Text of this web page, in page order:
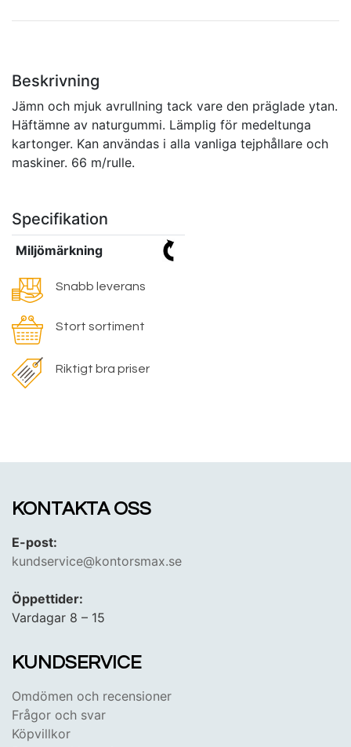
Beskrivning
Jämn och mjuk avrullning tack vare den präglade ytan.
Häftämne av naturgummi. Lämplig för medeltunga
kartonger. Kan användas i alla vanliga tejphållare och
maskiner. 66 m/rulle.
Specifikation
Miljömärkning
Snabb leverans
Stort sortiment
Riktigt bra priser
KONTAKTA OSS
E-post:
kundservice@kontorsmax.se
Öppettider:
Vardagar 8 – 15
KUNDSERVICE
Omdömen och recensioner
Frågor och svar
Köpvillkor